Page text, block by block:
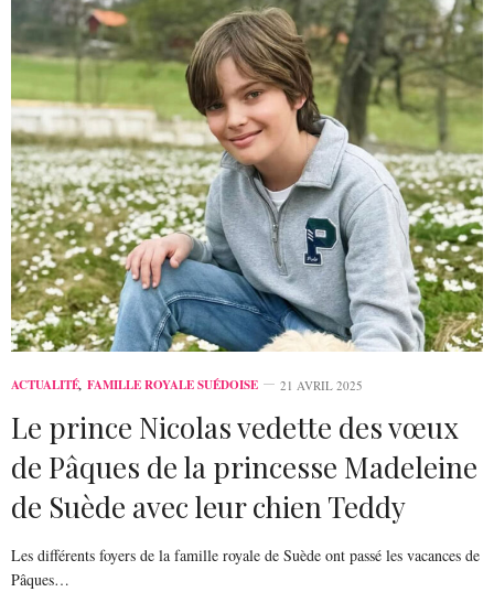
ACTUALITÉ, FAMILLE ROYALE SUÉDOISE 21 AVRIL 2025
Le prince Nicolas vedette des vœux
de Pâques de la princesse Madeleine
de Suède avec leur chien Teddy
Les différents foyers de la famille royale de Suède ont passé les vacances de
Pâques…